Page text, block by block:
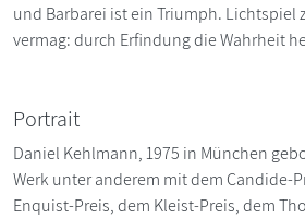
und Barbarei ist ein Triumph. Lichtspiel
vermag: durch Erfindung die Wahrheit
Portrait
Daniel Kehlmann, 1975 in München
Werk unter anderem mit dem Candide-
Enquist-Preis, dem Kleist-Preis, dem